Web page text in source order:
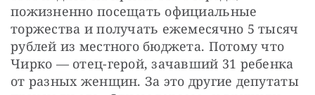
пожизненно посещать официальные
торжества и получать ежемесячно 5 тысяч
рублей из местного бюджета. Потому что
Чирко — отец-герой, зачавший 31 ребенка
от разных женщин. За это другие депутаты